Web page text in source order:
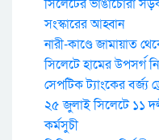
সিলেটের ভাঙাচোরা
সংস্কারের আহ্বান
নারী-কাণ্ডে জামায়াত
সিলেটে হামের উপসর্গ
সেপটিক ট্যাংকের বর্জ্য
২৫ জুলাই সিলেটে ১১
কর্মসুচী